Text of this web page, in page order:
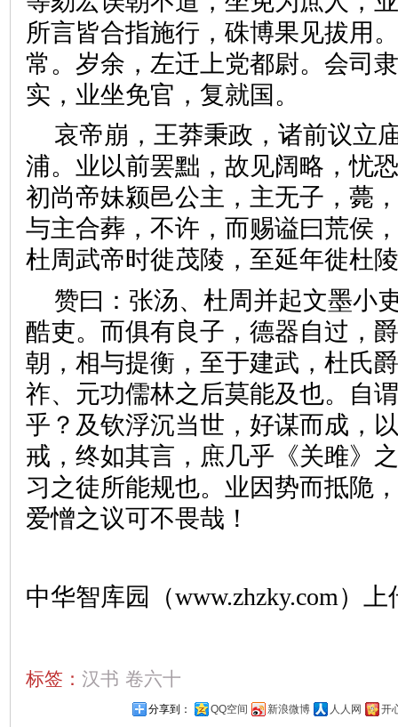
所言皆合指施行，硃博果见拔用
常。岁余，左迁上党都尉。会司
实，业坐免官，复就国。
哀帝崩，王莽秉政，诸前议立
浦。业以前罢黜，故见阔略，忧
初尚帝妹颍邑公主，主无子，薨
与主合葬，不许，而赐谥曰荒侯
杜周武帝时徙茂陵，至延年
赞曰：张汤、杜周并起文墨小
酷吏。而俱有良子，德器自过，
朝，相与提衡，至于建武，杜氏
祚、元功儒林之后莫能及也。自
乎？及钦浮沉当世，好谋而成，
戒，终如其言，庶几乎《关雎》
习之徒所能规也。业因势而抵陒
爱憎之议可不畏哉！
中华智库园（www.zhzky.com）上
标签： 汉书 卷六十
分享到： QQ空间 新浪微博 人人网 开